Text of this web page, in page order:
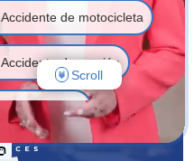
Accidente de motocicleta
Accidente de camión
Muerte injusta
Negligencia médica
Scroll